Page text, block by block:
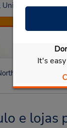
It's
Carolina
e lojas